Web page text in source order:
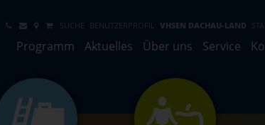
SUCHE BENUTZERPROFIL VHSEN DACHAU-LAND
Programm Aktuelles Über uns Service